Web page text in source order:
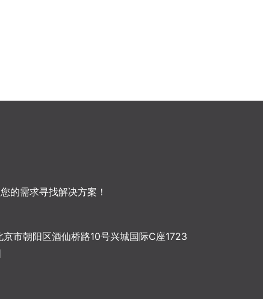
的需求寻找解决方案！
市朝阳区酒仙桥路10号兴城国际C座1723